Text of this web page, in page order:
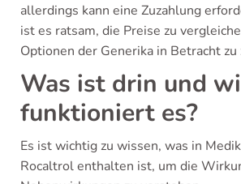
allerdings kann eine Zuzahlung
ist es ratsam, die Preise zu
Optionen der Generika in Betracht zu
Was ist drin und
funktioniert es?
Es ist wichtig zu wissen, was in
Rocaltrol enthalten ist, um die